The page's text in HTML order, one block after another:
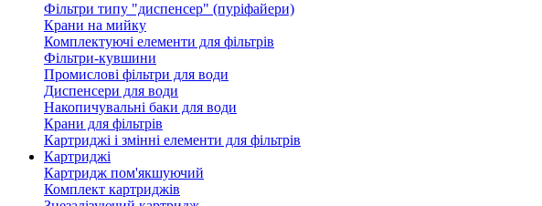
Фільтри типу "диспенсер" (пуріфайери)
Крани на мийку
Комплектуючі елементи для фільтрів
Фільтри-кувшини
Промислові фільтри для води
Диспенсери для води
Накопичувальні баки для води
Крани для фільтрів
Картриджі і змінні елементи для фільтрів
Картриджі
Картридж пом'якшуючий
Комплект картриджів